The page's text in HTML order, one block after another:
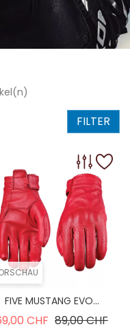
FILTER
FIVE MUSTANG EVO...
CHF Verkaufspreis
89,00 CHF